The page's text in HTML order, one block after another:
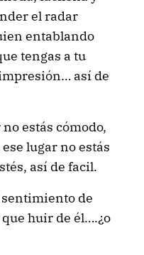
el radar
entablando
tengas a tu
así de
estás cómodo,
lugar no estás
así de facil.
de
huir de él….¿o